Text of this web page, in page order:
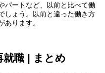
パートなど、以前と比べて働
しょう。以前と違った働き方
ります。
就職 | まとめ